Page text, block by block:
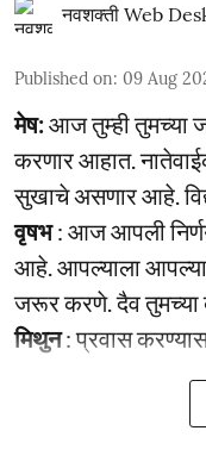
नवशक्ती Web
Published on: 09 Aug
मेष:आज तुम्ही तुमच्या
करणार आहात.
सुखाचे असणार आहे.
वृषभ: आज आपली
आहे. आपल्याला
जरूर करणे. दैव तुमच्या
मिथुन: प्रवास